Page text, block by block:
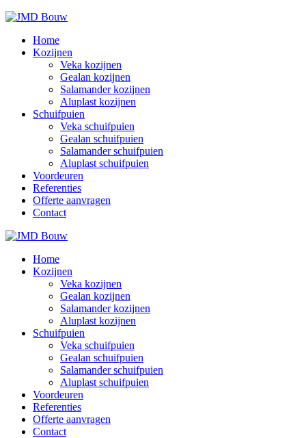
Home
Kozijnen
Veka kozijnen
Gealan kozijnen
Salamander kozijnen
Aluplast kozijnen
Schuifpuien
Veka schuifpuien
Gealan schuifpuien
Salamander schuifpuien
Aluplast schuifpuien
Voordeuren
Referenties
Offerte aanvragen
Contact
Home
Kozijnen
Veka kozijnen
Gealan kozijnen
Salamander kozijnen
Aluplast kozijnen
Schuifpuien
Veka schuifpuien
Gealan schuifpuien
Salamander schuifpuien
Aluplast schuifpuien
Voordeuren
Referenties
Offerte aanvragen
Contact